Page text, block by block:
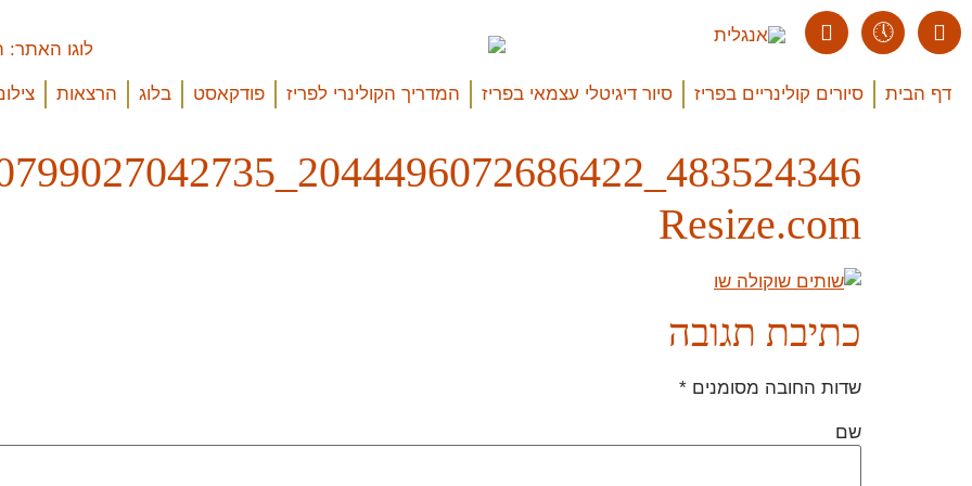
דף הבית סיורים קולינריים בפריז סיור דיגיטלי עצמאי בפריז המדריך הקולינרי לפריז פודקאסט בלוג הרצאות
Resize.com
כתיבת תגובה
שדות החובה מסומנים *
שם